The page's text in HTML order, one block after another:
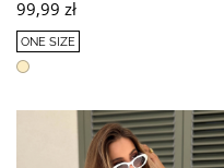
99,99 zł
ONE SIZE